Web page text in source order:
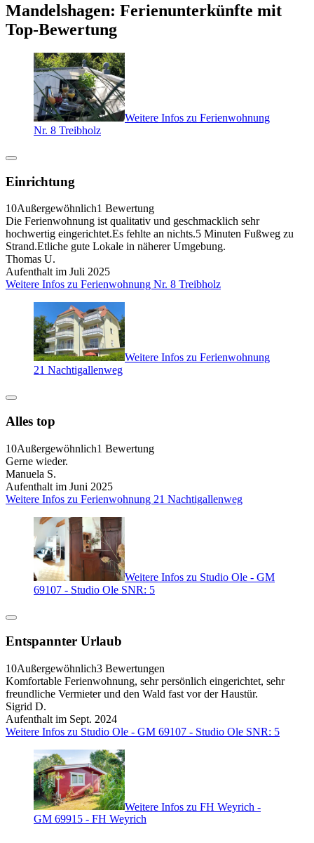
Mandelshagen: Ferienunterkünfte mit
Top-Bewertung
Weitere Infos zu Ferienwohnung
Nr. 8 Treibholz
Einrichtung
10Außergewöhnlich1 Bewertung
Die Ferienwohnung ist qualitativ und geschmacklich sehr
hochwertig eingerichtet.Es fehlte an nichts.5 Minuten Fußweg zu
Strand.Etliche gute Lokale in näherer Umgebung.
Thomas U.
Aufenthalt im Juli 2025
Weitere Infos zu Ferienwohnung Nr. 8 Treibholz
Weitere Infos zu Ferienwohnung
21 Nachtigallenweg
Alles top
10Außergewöhnlich1 Bewertung
Gerne wieder.
Manuela S.
Aufenthalt im Juni 2025
Weitere Infos zu Ferienwohnung 21 Nachtigallenweg
Weitere Infos zu Studio Ole - GM
69107 - Studio Ole SNR: 5
Entspannter Urlaub
10Außergewöhnlich3 Bewertungen
Komfortable Ferienwohnung, sehr persönlich eingerichtet, sehr
freundliche Vermieter und den Wald fast vor der Haustür.
Sigrid D.
Aufenthalt im Sept. 2024
Weitere Infos zu Studio Ole - GM 69107 - Studio Ole SNR: 5
Weitere Infos zu FH Weyrich -
GM 69915 - FH Weyrich